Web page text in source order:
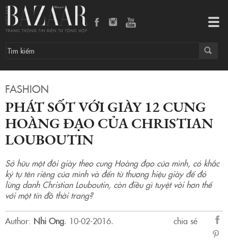
FASHION
PHÁT SỐT VỚI GIÀY 12 CUNG
HOÀNG ĐẠO CỦA CHRISTIAN
LOUBOUTIN
Sở hữu một đôi giày theo cung Hoàng đạo của mình, có khắc
ký tự tên riêng của mình và đến từ thương hiệu giày đế đỏ
lừng danh Christian Louboutin, còn điều gì tuyệt vời hơn thế
với một tín đồ thời trang?
Author: Nhi Ong. 10-02-2016.
chia sẻ
sẻ